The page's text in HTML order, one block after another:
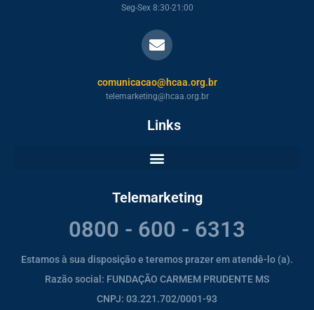
Seg-Sex 8:30-21:00
comunicacao@hcaa.org.br
telemarketing@hcaa.org.br
Links
Telemarketing
0800 - 600 - 6313
Estamos à sua disposição e teremos prazer em atendê-lo (a).
Razão social: FUNDAÇÃO CARMEM PRUDENTE MS
CNPJ: 03.221.702/0001-93